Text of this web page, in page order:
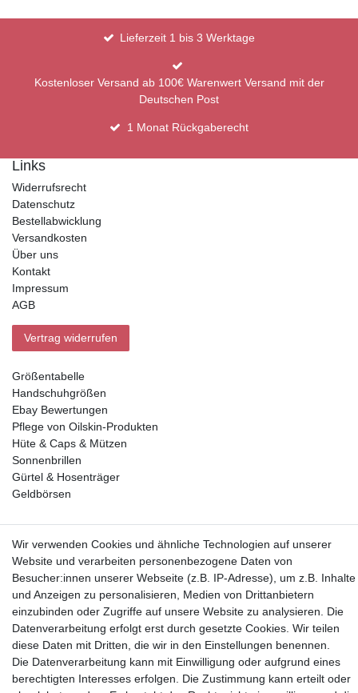
Lieferzeit 1 bis 3 Werktage
Kostenloser Versand ab 100€ Warenwert Versand mit der
Deutschen Post
1 Monat Rückgaberecht
Links
Widerrufsrecht
Datenschutz
Bestellabwicklung
Versandkosten
Über uns
Kontakt
Impressum
AGB
Vertrag widerrufen
Größentabelle
Handschuhgrößen
Ebay Bewertungen
Pflege von Oilskin-Produkten
Hüte & Caps & Mützen
Sonnenbrillen
Gürtel & Hosenträger
Geldbörsen
Partner
Wir verwenden Cookies und ähnliche Technologien auf unserer
Website und verarbeiten personenbezogene Daten von
Besucher:innen unserer Webseite (z.B. IP-Adresse), um z.B. Inhalte
und Anzeigen zu personalisieren, Medien von Drittanbietern
einzubinden oder Zugriffe auf unsere Website zu analysieren. Die
Datenverarbeitung erfolgt erst durch gesetzte Cookies. Wir teilen
diese Daten mit Dritten, die wir in den Einstellungen benennen.
Die Datenverarbeitung kann mit Einwilligung oder aufgrund eines
berechtigten Interesses erfolgen. Die Zustimmung kann erteilt oder